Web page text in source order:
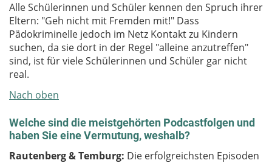
Alle Schülerinnen und Schüler kennen den Spruch ihrer
Eltern: "Geh nicht mit Fremden mit!" Dass
Pädokriminelle jedoch im Netz Kontakt zu Kindern
suchen, da sie dort in der Regel "alleine anzutreffen"
sind, ist für viele Schülerinnen und Schüler gar nicht
real.
Nach oben
Welche sind die meistgehörten Podcastfolgen und
haben Sie eine Vermutung, weshalb?
Rautenberg & Temburg: Die erfolgreichsten Episoden